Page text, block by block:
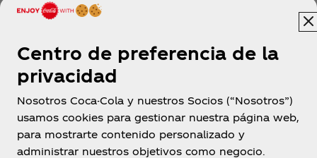
Descubrir
México
Centro de preferencia de la
privacidad
Nosotros Coca-Cola y nuestros Socios (“Nosotros”)
usamos cookies para gestionar nuestra página web,
para mostrarte contenido personalizado y
administrar nuestros objetivos como negocio.